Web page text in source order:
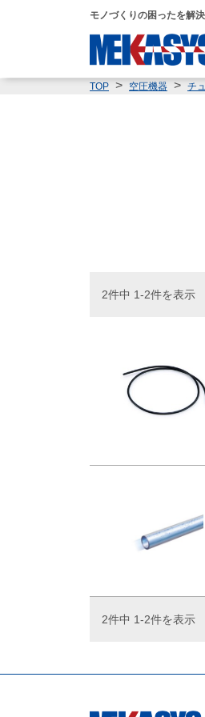
モノづくりの困ったを解
TOP 空圧機器 チ
2件中 1-2件を表示
2件中 1-2件を表示